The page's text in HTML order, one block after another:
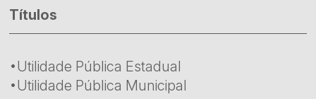
Títulos
•Utilidade Pública Estadual
•Utilidade Pública Municipal